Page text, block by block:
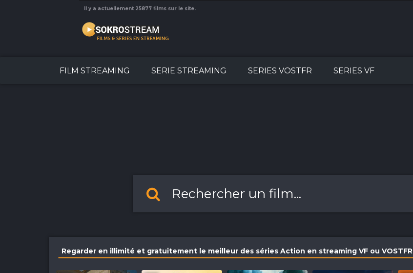
Il y a actuellement 25877 films sur le site.
FILM STREAMING SERIE STREAMING SERIES VOSTFR SERIES VF
Regarder en illimité et gratuitement le meilleur des séries Action en streaming VF ou VOSTFR